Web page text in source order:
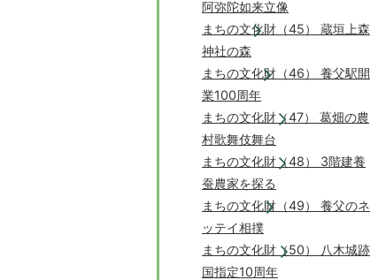
阿弥陀如来立像
まちの文化財（45） 蔵垣上森
神社の森
まちの文化財（46） 養父駅開
業100周年
まちの文化財（47） 葛畑の農
村歌舞伎舞台
まちの文化財（48） 3階建養
蚕農家を探る
まちの文化財（49） 養父のネ
ッテイ相撲
まちの文化財（50） 八木城跡
国指定10周年